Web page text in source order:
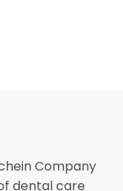
Company
dental care